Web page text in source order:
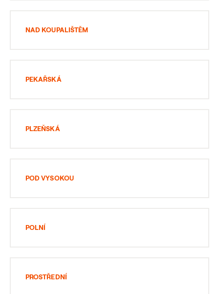
NAD KOUPALIŠTĚM
PEKAŘSKÁ
PLZEŇSKÁ
POD VYSOKOU
POLNÍ
PROSTŘEDNÍ